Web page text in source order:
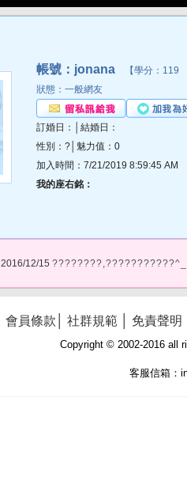
帳號：jonana 【學分：119
狀態：一般網友
訂婚日：│結婚日：
性別：?│魅力值：0
加入時間：7/21/2019 8:59:45 AM
我的座右銘：
2016/12/15
會員條款 社群規範 免責聲明
Copyright © 2002-2016 all
客服信箱：